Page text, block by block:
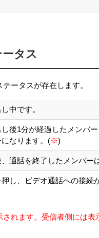
タス
ータスが存在します。
中です。
し後1分が経過したメンバ
になります。(※)
通話を終了したメンバー
押し、ビデオ通話への接続
れます。受信者側には表